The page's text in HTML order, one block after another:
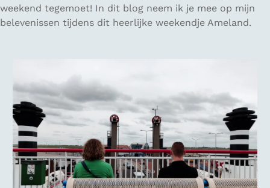
weekend tegemoet! In dit blog neem ik je mee op mijn
belevenissen tijdens dit heerlijke weekendje Ameland.